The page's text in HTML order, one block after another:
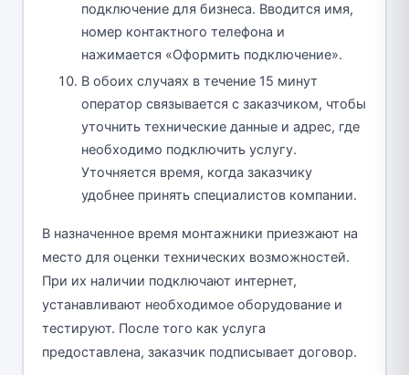
подключение для бизнеса. Вводится имя,
номер контактного телефона и
нажимается «Оформить подключение».
В обоих случаях в течение 15 минут
оператор связывается с заказчиком, чтобы
уточнить технические данные и адрес, где
необходимо подключить услугу.
Уточняется время, когда заказчику
удобнее принять специалистов компании.
В назначенное время монтажники приезжают на
место для оценки технических возможностей.
При их наличии подключают интернет,
устанавливают необходимое оборудование и
тестируют. После того как услуга
предоставлена, заказчик подписывает договор.